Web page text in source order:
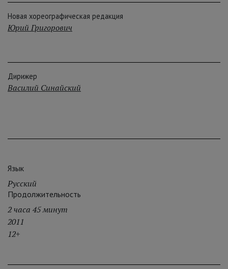
Новая хореографическая редакция
Юрий Григорович
Дирижер
Василий Синайский
Язык
Русский
Продолжительность
2 часа 45 минут
2011
12+